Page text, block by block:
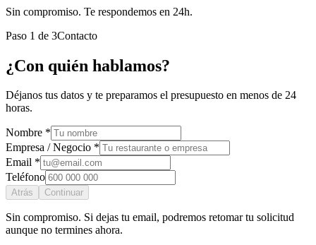
Sin compromiso. Te respondemos en 24h.
Paso 1 de 3Contacto
¿Con quién hablamos?
Déjanos tus datos y te preparamos el presupuesto en menos de 24
horas.
Nombre *
Empresa / Negocio *
Email *
Teléfono
Atrás Continuar
Sin compromiso. Si dejas tu email, podremos retomar tu solicitud
aunque no termines ahora.